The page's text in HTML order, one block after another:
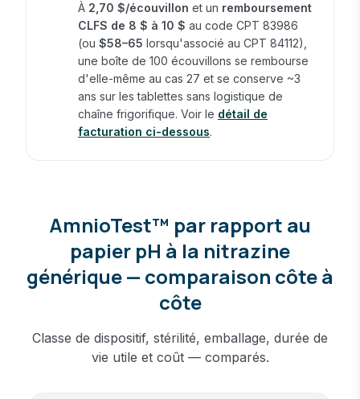
À 2,70 $/écouvillon et un remboursement
CLFS de 8 $ à 10 $ au code CPT 83986
(ou $58–65 lorsqu'associé au CPT 84112),
une boîte de 100 écouvillons se rembourse
d'elle-même au cas 27 et se conserve ~3
ans sur les tablettes sans logistique de
chaîne frigorifique. Voir le détail de
facturation ci-dessous.
AmnioTest™ par rapport au
papier pH à la nitrazine
générique — comparaison côte à
côte
Classe de dispositif, stérilité, emballage, durée de
vie utile et coût — comparés.